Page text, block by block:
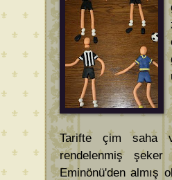
Tarifte çim saha
rendelenmiş
Eminönü'den almış